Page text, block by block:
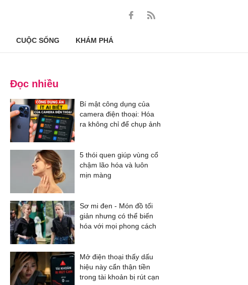
CUỘC SỐNG KHÁM PHÁ
Đọc nhiều
Bí mật công dụng của
camera điện thoại: Hóa
ra không chỉ để chụp ảnh
5 thói quen giúp vùng cổ
chậm lão hóa và luôn
mịn màng
Sơ mi đen - Món đồ tối
giản nhưng có thể biến
hóa với mọi phong cách
Mở điện thoại thấy dấu
hiệu này cẩn thận tiền
trong tài khoản bị rút cạn